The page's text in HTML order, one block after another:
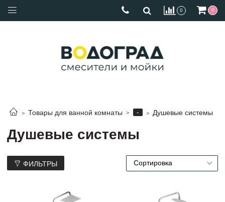
0 0
Товары для ванной комнаты - Душевые системы
Душевые системы
ФИЛЬТРЫ